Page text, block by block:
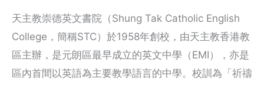
天主教崇德英文書院（Shung Tak Catholic English
College，簡稱STC）於1958年創校，由天主教香港教
區主辦，是元朗區最早成立的英文中學（EMI），亦是
區內首間以英語為主要教學語言的中學。校訓為「祈禱